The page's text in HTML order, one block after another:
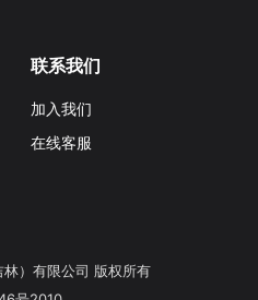
）有限公司 版权所有
联系我们
加入我们
在线客服